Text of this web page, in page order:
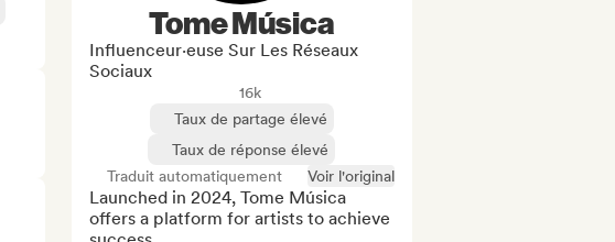
Tome Música
Influenceur·euse Sur Les Réseaux
Sociaux
16k
Taux de partage élevé
Taux de réponse élevé
Traduit automatiquement
Voir l'original
Launched in 2024, Tome Música
offers a platform for artists to achieve